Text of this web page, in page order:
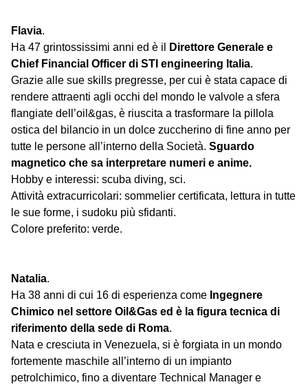
Flavia.
Ha 47 grintossissimi anni ed è il
Direttore Generale e
Chief Financial Officer di STI engineering Italia.
Grazie alle sue skills pregresse, per cui è stata capace di
rendere attraenti agli occhi del mondo le valvole a sfera
flangiate dell’oil&gas, è riuscita a trasformare la pillola
ostica del bilancio in un dolce zuccherino di fine anno per
tutte le persone all’interno della Società. Sguardo
magnetico che sa interpretare numeri e anime.
Hobby e interessi: scuba diving, sci.
Attività extracurricolari: sommelier certificata, lettura in tutte
le sue forme, i sudoku più sfidanti.
Colore preferito: verde.
Natalia.
Ha 38 anni di cui 16 di esperienza come Ingegnere
Chimico nel settore Oil&Gas ed è la figura tecnica di
riferimento della sede di Roma.
Nata e cresciuta in Venezuela, si è forgiata in un mondo
fortemente maschile all’interno di un impianto
petrolchimico, fino a diventare Technical Manager e